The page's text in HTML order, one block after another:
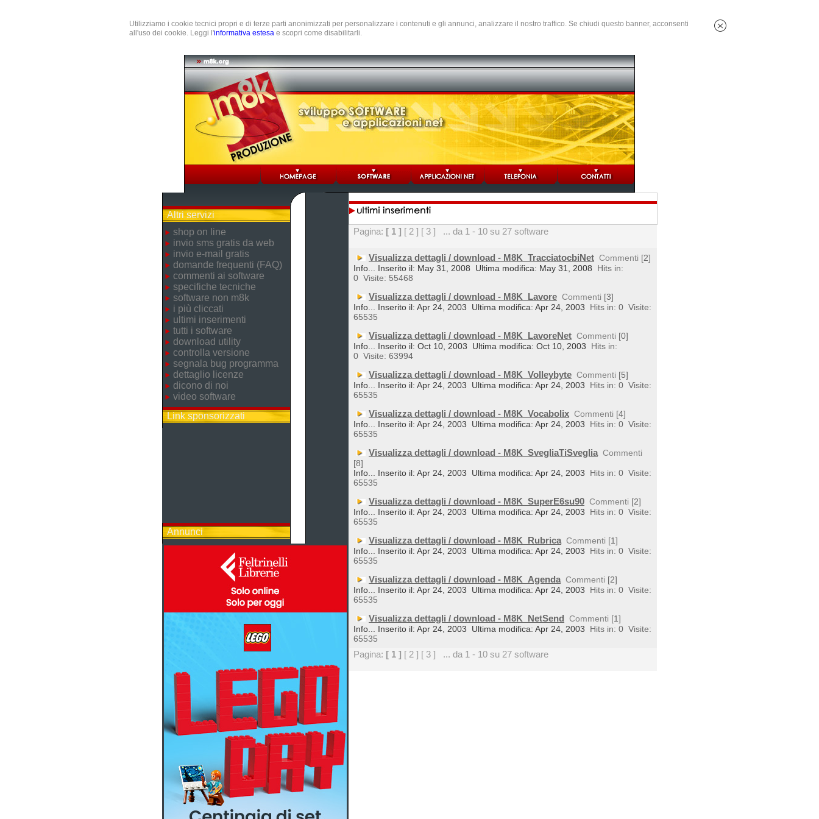
Utilizziamo i cookie tecnici propri e di terze parti anonimizzati per personalizzare i contenuti e gli annunci, analizzare il nostro traffico. Se chiudi questo banner, acconsenti
all'uso dei cookie. Leggi l'informativa estesa e scopri come disabilitarli.
Altri servizi
shop on line
invio sms gratis da web
invio e-mail gratis
domande frequenti (FAQ)
commenti ai software
specifiche tecniche
software non m8k
i più cliccati
ultimi inserimenti
tutti i software
download utility
controlla versione
segnala bug programma
dettaglio licenze
dicono di noi
video software
Link sponsorizzati
Annunci
Pagina: [ 1 ] [ 2 ] [ 3 ] ... da 1 - 10 su 27 software
Visualizza dettagli / download - M8K_TracciatocbiNet Commenti [2]
Info... Inserito il: May 31, 2008
Ultima modifica: May 31, 2008
Hits in:
0 Visite: 55468
Visualizza dettagli / download - M8K_Lavore Commenti [3]
Info... Inserito il: Apr 24, 2003
Ultima modifica: Apr 24, 2003 Hits in: 0 Visite:
65535
Visualizza dettagli / download - M8K_LavoreNet Commenti [0]
Info... Inserito il: Oct 10, 2003
Ultima modifica: Oct 10, 2003
Hits in:
0 Visite: 63994
Visualizza dettagli / download - M8K_Volleybyte Commenti [5]
Info... Inserito il: Apr 24, 2003
Ultima modifica: Apr 24, 2003 Hits in: 0 Visite:
65535
Visualizza dettagli / download - M8K_Vocabolix Commenti [4]
Info... Inserito il: Apr 24, 2003
Ultima modifica: Apr 24, 2003 Hits in: 0 Visite:
65535
Visualizza dettagli / download - M8K_SvegliaTiSveglia Commenti
[8]
Info... Inserito il: Apr 24, 2003
Ultima modifica: Apr 24, 2003 Hits in: 0 Visite:
65535
Visualizza dettagli / download - M8K_SuperE6su90 Commenti [2]
Info... Inserito il: Apr 24, 2003
Ultima modifica: Apr 24, 2003 Hits in: 0 Visite:
65535
Visualizza dettagli / download - M8K_Rubrica Commenti [1]
Info... Inserito il: Apr 24, 2003
Ultima modifica: Apr 24, 2003 Hits in: 0 Visite:
65535
Visualizza dettagli / download - M8K_Agenda Commenti [2]
Info... Inserito il: Apr 24, 2003
Ultima modifica: Apr 24, 2003 Hits in: 0 Visite:
65535
Visualizza dettagli / download - M8K_NetSend Commenti [1]
Info... Inserito il: Apr 24, 2003
Ultima modifica: Apr 24, 2003 Hits in: 0 Visite:
65535
Pagina: [ 1 ] [ 2 ] [ 3 ] ... da 1 - 10 su 27 software